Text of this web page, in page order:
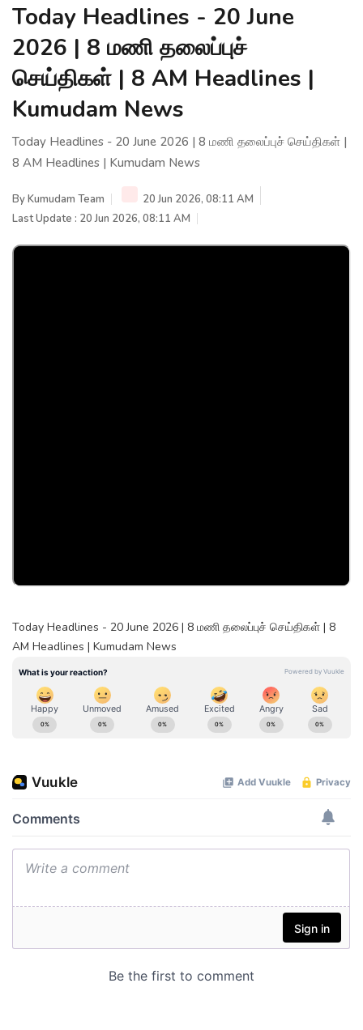
Today Headlines - 20 June
2026 | 8 மணி தலைப்புச்
செய்திகள் | 8 AM Headlines |
Kumudam News
Today Headlines - 20 June 2026 | 8 மணி தலைப்புச் செய்திகள் |
8 AM Headlines | Kumudam News
ByKumudam Team
20 Jun 2026, 08:11 AM
Last Update : 20 Jun 2026, 08:11 AM
Today Headlines - 20 June 2026 | 8 மணி தலைப்புச் செய்திகள் | 8
AM Headlines | Kumudam News